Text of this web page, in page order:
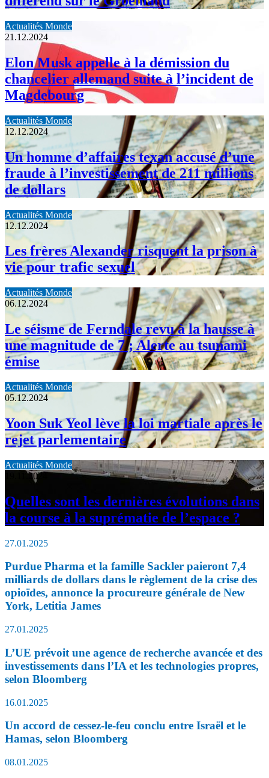
Actualités Monde
21.12.2024
Elon Musk appelle à la démission du
chancelier allemand suite à l’incident de
Magdebourg
Actualités Monde
12.12.2024
Un homme d’affaires texan accusé d’une
fraude à l’investissement de 211 millions
de dollars
Actualités Monde
12.12.2024
Les frères Alexander risquent la prison à
vie pour trafic sexuel
Actualités Monde
06.12.2024
Le séisme de Ferndale revu à la hausse à
une magnitude de 7 ; Alerte au tsunami
émise
Actualités Monde
05.12.2024
Yoon Suk Yeol lève la loi martiale après le
rejet parlementaire
Actualités Monde
19.11.2024
Quelles sont les dernières évolutions dans
la course à la suprématie de l’espace ?
27.01.2025
Purdue Pharma et la famille Sackler paieront 7,4
milliards de dollars dans le règlement de la crise des
opioïdes, annonce la procureure générale de New
York, Letitia James
27.01.2025
L’UE prévoit une agence de recherche avancée et des
investissements dans l’IA et les technologies propres,
selon Bloomberg
16.01.2025
Un accord de cessez-le-feu conclu entre Israël et le
Hamas, selon Bloomberg
08.01.2025